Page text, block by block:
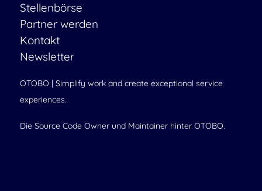
Stellenbörse
Partner werden
Kontakt
Newsletter
OTOBO | Simplify work and create exceptional service
experiences.
Die Source Code Owner und Maintainer hinter OTOBO.